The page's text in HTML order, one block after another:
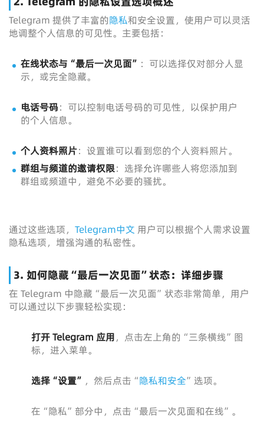
Telegram 提供了丰富的隐私和安全设置，使用户可以灵活
地调整个人信息的可见性。主要包括：
在线状态与“最后一次见面” ：可以选择仅对部分人显
示，或完全隐藏。
电话号码：可以控制电话号码的可见性，以保护用户
的个人信息。
个人资料照片：设置谁可以看到您的个人资料照片。
群组与频道的邀请权限：选择允许哪些人将您添加到
群组或频道中，避免不必要的骚扰。
通过这些选项， Telegram中文 用户可以根据个人需求设置
隐私选项，增强沟通的私密性。
3. 如何隐藏“最后一次见面”状态：详细步骤
在 Telegram 中隐藏“最后一次见面”状态非常简单，用户
可以通过以下步骤轻松实现：
打开 Telegram 应用，点击左上角的“三条横线”图
标，进入菜单。
选择“设置” ，然后点击“隐私和安全”选项。
在“隐私”部分中，点击“最后一次见面和在线”。